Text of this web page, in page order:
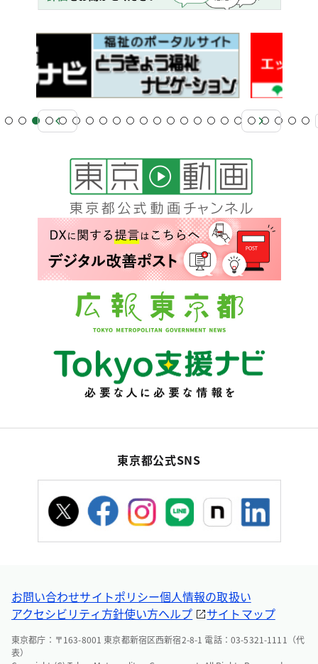
東京都公式SNS
お問い合わせサイトポリシー個人情報の取扱い
アクセシビリティ方針使い方ヘルプ サイトマップ
東京都庁：〒163-8001 東京都新宿区西新宿2-8-1 電話：03-5321-1111（代
表）